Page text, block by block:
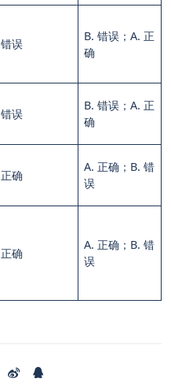
错误
B. 错误；A. 正
确
错误
B. 错误；A. 正
确
正确
A. 正确；B. 错
误
正确
A. 正确；B. 错
误